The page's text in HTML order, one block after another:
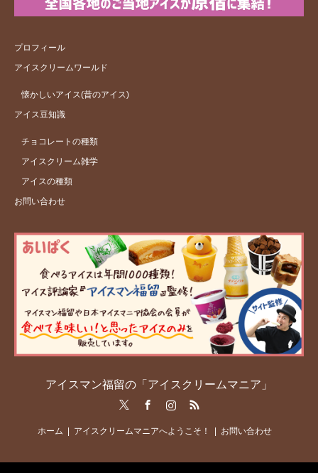
プロフィール
アイスクリームワールド
懐かしいアイス(昔のアイス)
アイス豆知識
チョコレートの種類
アイスクリーム雑学
アイスの種類
お問い合わせ
アイスマン福留の「アイスクリームマニア」
RSS
ホーム アイスクリームマニアへようこそ！ お問い合わせ